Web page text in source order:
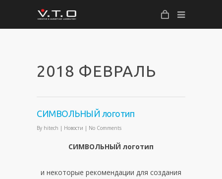
2018 ФЕВРАЛЬ
СИМВОЛЬНЫЙ логотип
By hitech | Новости | No Comments
СИМВОЛЬНЫЙ логотип
и некоторые рекомендации для создания